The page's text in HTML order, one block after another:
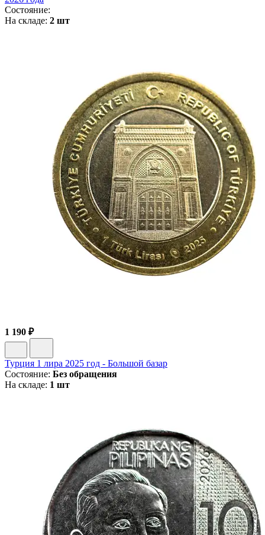
Состояние:
На складе: 2 шт
1 190 ₽
Турция 1 лира 2025 год - Большой базар
Состояние: Без обращения
На складе: 1 шт